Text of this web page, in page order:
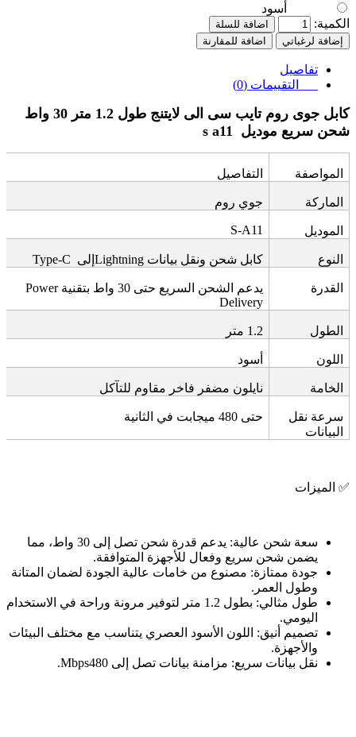
أسود
الكمية:
اضافة للسلة
إضافة لرغباتي
اضافة للمقارنة
تفاصيل
التقييمات (0)
كابل جوى روم تايب سى الى لايتنج طول 1.2 متر 30 واط
شحن سريع موديل
s a11
المواصفة التفاصيل
الماركة جوي روم
الموديل S-A11
النوع كابل شحن ونقل بيانات Type-C إلى Lightning
القدرة يدعم الشحن السريع حتى 30 واط بتقنية
Power
Delivery
الطول 1.2 متر
اللون أسود
الخامة نايلون مضفر فاخر مقاوم للتآكل
سرعة نقل
البيانات
حتى 480 ميجابت في الثانية
✅ الميزات
سعة شحن عالية:
يدعم قدرة شحن تصل إلى 30 واط، مما
يضمن شحن سريع وفعال للأجهزة المتوافقة.
جودة ممتازة: مصنوع من خامات عالية الجودة لضمان المتانة
وطول العمر .
طول مثالي:
بطول 1.2 متر لتوفير مرونة وراحة في الاستخدام
اليومي.
تصميم أنيق: اللون الأسود العصري يتناسب مع مختلف البيئات
والأجهزة.
نقل بيانات سريع: مزامنة بيانات تصل إلى 480 Mbps.